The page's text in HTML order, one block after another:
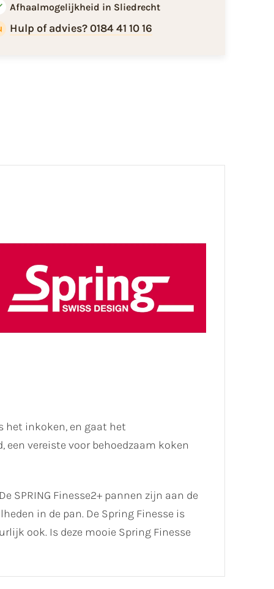
Afhaalmogelijkheid in Sliedrecht
Hulp of advies? 0184 41 10 16
het inkoken, en gaat het
vereiste voor behoedzaam koken
Finesse2+ pannen zijn aan de
in de pan. De Spring Finesse is
ook. Is deze mooie Spring Finesse